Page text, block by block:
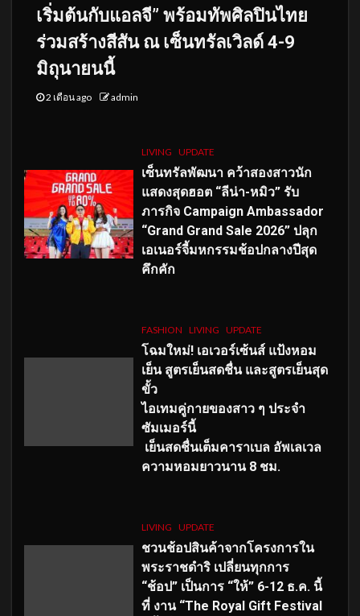
เริ่มต้นกับแอลจี” พร้อมทัพศิลปินไทย
ร่วมสร้างสีสัน ณ เซ็นทรัลเวิลด์ 4-9
มิถุนายนนี้
2 เดือน ago admin
LIVING UPDATE
เซ็นทรัลพัฒนา คว้าสองสาวนัก
แสดงสุดฮอต “ลีน่า-หมิว” รับ
ภารกิจ Campaign Ambassador
“Grand Grand Sale 2026” ปลุก
เอเนอร์จี้มหกรรมช้อปกลางปีสุด
คึกคัก
FASHION LIVING UPDATE
โฉมใหม่! เอเวอร์เซ้นส์ แป้งหอม
เย็น สูตรเย็นสดชื่น และสูตรเย็นสุด
ขั้ว
ไอเทมคู่กายของสาว ๆ ประจำ
ซัมเมอร์นี้
เย็นสดชื่นเต็มคาราเบล อัพเลเวล
ความหอมยาวนาน 8 ชม.
LIVING UPDATE
ชวนช้อปสินค้าจากโครงการใน
พระราชดำริ เปลี่ยนทุกการ
“ช้อป” เป็นการ “ให้” 6-12 ธ.ค. นี้
ที่ งาน “The Royal Gift Festival